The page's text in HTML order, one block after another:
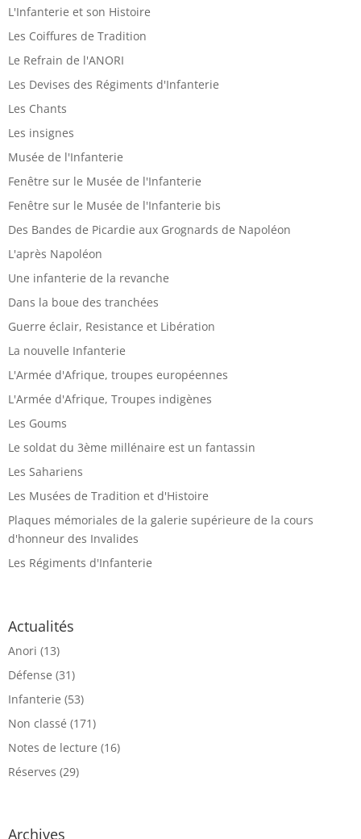
L'Infanterie et son Histoire
Les Coiffures de Tradition
Le Refrain de l'ANORI
Les Devises des Régiments d'Infanterie
Les Chants
Les insignes
Musée de l'Infanterie
Fenêtre sur le Musée de l'Infanterie
Fenêtre sur le Musée de l'Infanterie bis
Des Bandes de Picardie aux Grognards de Napoléon
L'après Napoléon
Une infanterie de la revanche
Dans la boue des tranchées
Guerre éclair, Resistance et Libération
La nouvelle Infanterie
L'Armée d'Afrique, troupes européennes
L'Armée d'Afrique, Troupes indigènes
Les Goums
Le soldat du 3ème millénaire est un fantassin
Les Sahariens
Les Musées de Tradition et d'Histoire
Plaques mémoriales de la galerie supérieure de la cours
d'honneur des Invalides
Les Régiments d'Infanterie
Actualités
Anori (13)
Défense (31)
Infanterie (53)
Non classé (171)
Notes de lecture (16)
Réserves (29)
Archives